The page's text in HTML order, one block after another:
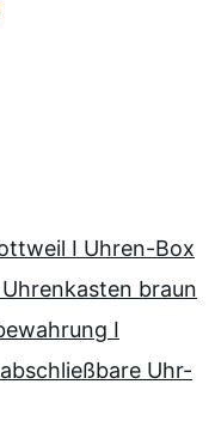
I Uhren-Box
braun
I
Uhr-